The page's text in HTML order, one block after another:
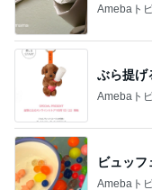
Amebaト
ぶら提げ
Amebaト
ビュッ
Amebaト